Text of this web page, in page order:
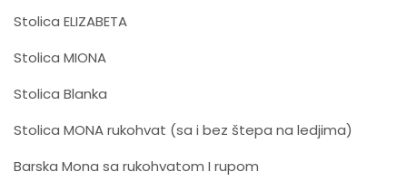
Stolica ELIZABETA
Stolica MIONA
Stolica Blanka
Stolica MONA rukohvat (sa i bez štepa na ledjima)
Barska Mona sa rukohvatom I rupom